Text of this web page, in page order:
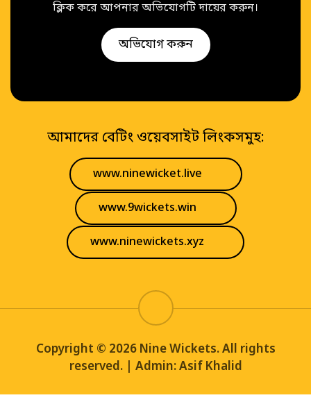
ক্লিক করে আপনার অভিযোগটি দায়ের করুন।
অভিযোগ করুন
আমাদের বেটিং ওয়েবসাইট লিংকসমুহ:
www.ninewicket.live
www.9wickets.win
www.ninewickets.xyz
Copyright © 2026 Nine Wickets. All rights
reserved. | Admin: Asif Khalid